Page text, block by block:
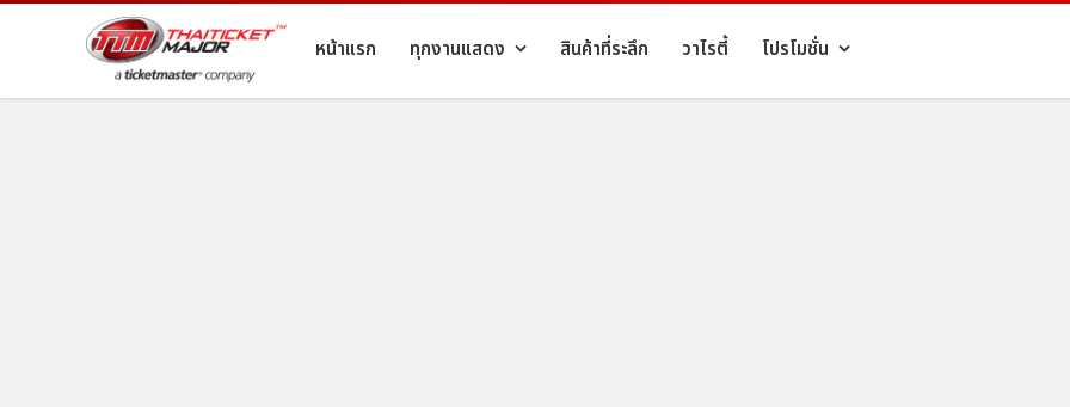
หน้าแรก ทุกงานแสดง สินค้าที่ระลึก วาไรตี้ โปรโมชั่น